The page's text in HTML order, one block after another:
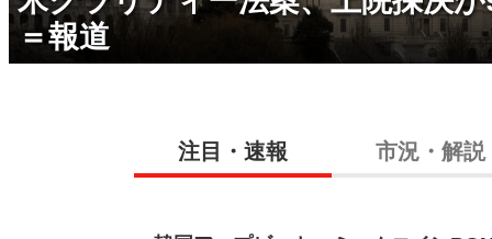
＝報道
注目・速報 市況・解説